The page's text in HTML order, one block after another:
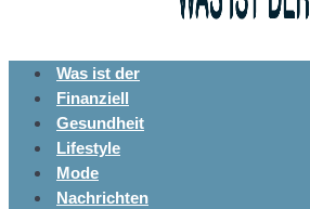
Was ist der
Finanziell
Gesundheit
Lifestyle
Mode
Nachrichten